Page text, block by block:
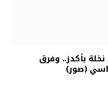
حريق يأتي على أزيد من 40 نخلة بأكدز.. وفرق
(صور)